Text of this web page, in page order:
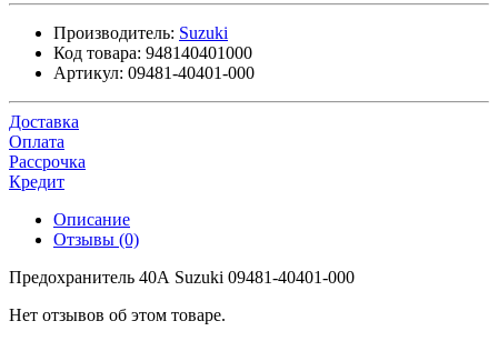
Производитель: Suzuki
Код товара: 948140401000
Артикул: 09481-40401-000
Доставка
Оплата
Рассрочка
Кредит
Описание
Отзывы (0)
Предохранитель 40А Suzuki 09481-40401-000
Нет отзывов об этом товаре.